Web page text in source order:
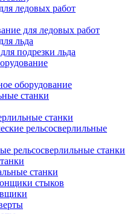
ледовых работ
для ледовых работ
льда
подрезки льда
оборудование
станки
станки
рельсосверлильные
рельсосверлильные станки
станки
стыков